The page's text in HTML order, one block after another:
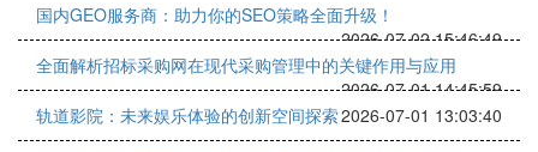
国内GEO服务商：助力你的SEO策略全面升级！
2026-07-02 15:46:49
全面解析招标采购网在现代采购管理中的关键作用与应用
2026-07-01 14:45:59
轨道影院：未来娱乐体验的创新空间探索2026-07-01 13:03:40